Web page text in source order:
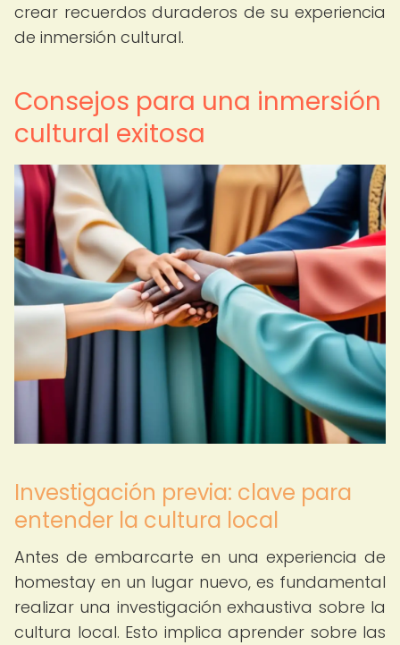
crear recuerdos duraderos de su experiencia
de inmersión cultural.
Consejos para una inmersión
cultural exitosa
Investigación previa: clave para
entender la cultura local
Antes de embarcarte en una experiencia de
homestay en un lugar nuevo, es fundamental
realizar una investigación exhaustiva sobre la
cultura local. Esto implica aprender sobre las